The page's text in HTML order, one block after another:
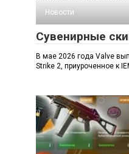
Новости
Сувенирные
В мае 2026 года Valve
Strike 2, приуроченное к